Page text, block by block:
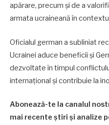
apărare, precum și de a
armata ucraineană în
Oficialul german a subliniat
Ucrainei aduce beneficii și
dezvoltate în timpul
internațional și contribuie la
Abonează-te la canalul
mai recente știri și analize